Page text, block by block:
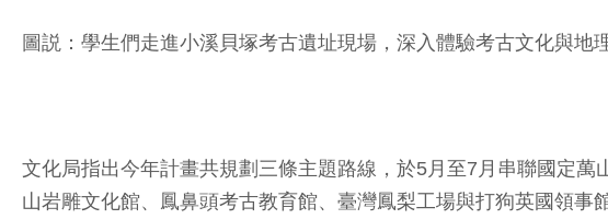
圖説：學生們走進小溪貝塚考古遺址現場，深入體驗考古文化與地
文化局指出今年計畫共規劃三條主題路線，於5月至7月串聯國定
山岩雕文化館、鳳鼻頭考古教育館、臺灣鳳梨工場與打狗英國領